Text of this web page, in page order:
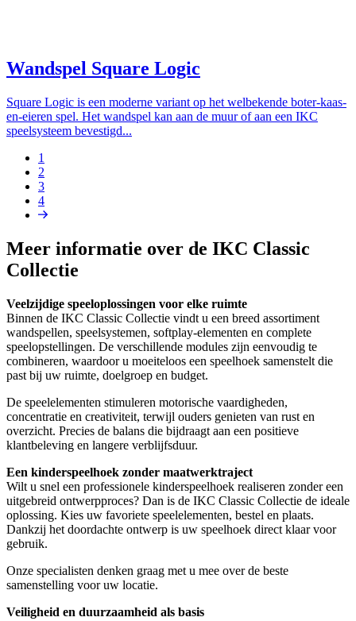
Wandspel Square Logic
Square Logic is een moderne variant op het welbekende boter-kaas-
en-eieren spel. Het wandspel kan aan de muur of aan een IKC
speelsysteem bevestigd...
Paginering
Pagina
1
Pagina
2
Pagina
3
Pagina
4
Volgende
Meer informatie over de IKC Classic
Collectie
Veelzijdige speeloplossingen voor elke ruimte
Binnen de IKC Classic Collectie vindt u een breed assortiment
wandspellen, speelsystemen, softplay-elementen en complete
speelopstellingen. De verschillende modules zijn eenvoudig te
combineren, waardoor u moeiteloos een speelhoek samenstelt die
past bij uw ruimte, doelgroep en budget.
De speelelementen stimuleren motorische vaardigheden,
concentratie en creativiteit, terwijl ouders genieten van rust en
overzicht. Precies de balans die bijdraagt aan een positieve
klantbeleving en langere verblijfsduur.
Een kinderspeelhoek zonder maatwerktraject
Wilt u snel een professionele kinderspeelhoek realiseren zonder een
uitgebreid ontwerpproces? Dan is de IKC Classic Collectie de ideale
oplossing. Kies uw favoriete speelelementen, bestel en plaats.
Dankzij het doordachte ontwerp is uw speelhoek direct klaar voor
gebruik.
Onze specialisten denken graag met u mee over de beste
samenstelling voor uw locatie.
Veiligheid en duurzaamheid als basis